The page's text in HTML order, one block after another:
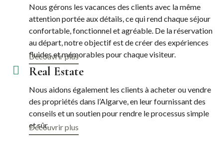
Nous gérons les vacances des clients avec la même
attention portée aux détails, ce qui rend chaque séjour
confortable, fonctionnel et agréable. De la réservation
au départ, notre objectif est de créer des expériences
fluides et mémorables pour chaque visiteur.
Découvrir plus
Real Estate
Nous aidons également les clients à acheter ou vendre
des propriétés dans l’Algarve, en leur fournissant des
conseils et un soutien pour rendre le processus simple
et sûr.
Découvrir plus